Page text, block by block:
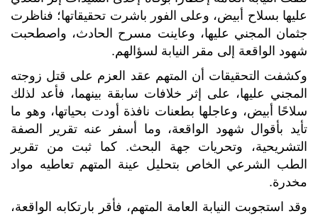
k p m n
عليها بسلاح أبيض، وعلى الفور باشرت تحقيقاتها؛ فناظرت
جثمان المجني عليها، وعاينت مسرح الحادث، واصطحبت
شهود الواقعة إلى مقر النيابة لسؤالهم.
وكشفت التحقيقات أن المتهم عقد العزم على قتل زوجته
المجني عليها، على إثر خلافات سابقة بينهما، فأعد لذلك
سلاحًا أبيض، وعاجلها بطعنات نافذة أودت بحياتها، وهو ما
تأيد بأقوال شهود الواقعة، وما أسفر عنه تقرير الصفة
التشريحية، وتحريات جهة البحث. كما ثبت من تقرير
الطب الشرعي الخاص بتحليل عينة المتهم تعاطيه مواد
مخدرة.
وقد استجوبت النيابة العامة المتهم، فأقر بارتكابه الواقعة،